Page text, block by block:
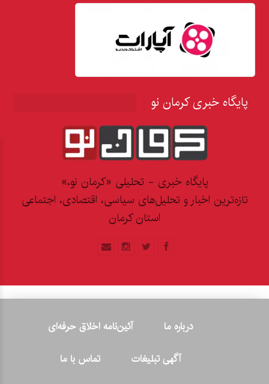
پایگاه خبری کرمان نو
پایگاه خبری - تحلیلی «کرمان نو،»
تازه‌ترین اخبار و تحلیل‌های سیاسی، اقتصادی، اجتماعی
استان کرمان
درباره ما
آئین‌نامه اخلاق حرفه‌ای
آگهی تبلیغات
تماس با ما